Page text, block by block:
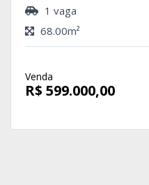
1 vaga
68.00m²
Venda
R$ 599.000,00